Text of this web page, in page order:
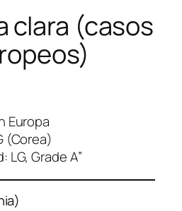
clara (casos
Europa
(Corea)
LG, Grade A”